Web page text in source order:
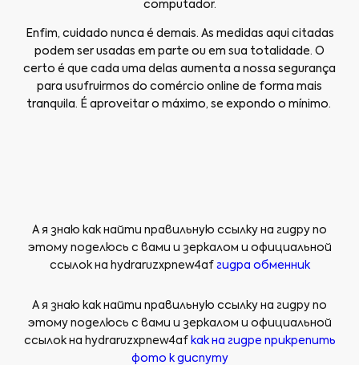
computador.
Enfim, cuidado nunca é demais. As medidas aqui citadas
podem ser usadas em parte ou em sua totalidade. O
certo é que cada uma delas aumenta a nossa segurança
para usufruirmos do comércio online de forma mais
tranquila. É aproveitar o máximo, se expondo o mínimo.
А я знаю как найти правильную ссылку на гидру по
этому поделюсь с вами и зеркалом и официальной
ссылок на hydraruzxpnew4af гидра обменник
А я знаю как найти правильную ссылку на гидру по
этому поделюсь с вами и зеркалом и официальной
ссылок на hydraruzxpnew4af как на гидре прикрепить
фото к диспуту